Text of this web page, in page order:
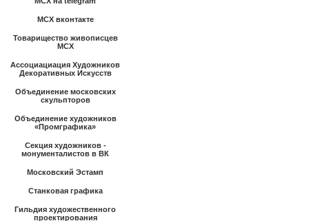
МСХ вконтакте
Товарищество живописцев
МСХ
Ассоциациация Художников
Декоративных Искусств
Объединение московских
скульпторов
Объединение художников
«Промграфика»
Секция художников -
монументалистов в ВК
Московский Эстамп
Станковая графика
Гильдия художественного
проектирования